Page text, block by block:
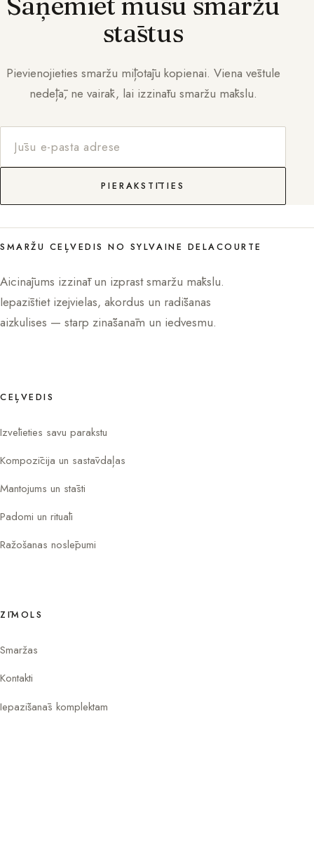
stāstus
Pievienojieties smaržu mīļotāju kopienai. Viena vēstule
nedēļā, ne vairāk, lai izzinātu smaržu mākslu.
PIERAKSTĪTIES
SMARŽU CEĻVEDIS NO SYLVAINE DELACOURTE
Aicinājums izzināt un izprast smaržu mākslu.
Iepazīstiet izejvielas, akordus un radīšanas
aizkulises — starp zināšanām un iedvesmu.
CEĻVEDIS
Izvēlieties savu parakstu
Kompozīcija un sastāvdaļas
Mantojums un stāsti
Padomi un rituāli
Ražošanas noslēpumi
ZĪMOLS
Smaržas
Kontakti
Iepazīšanās komplektam